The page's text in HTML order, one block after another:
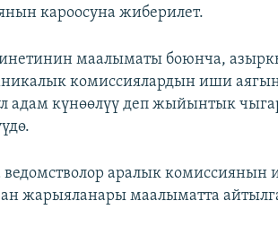
кароосуна жиберилет.
маалыматы боюнча,
комиссиялардын иши
адам күнөөлүү деп жыйынтык
ведомстволор аралык
жарыяланары маалыматта